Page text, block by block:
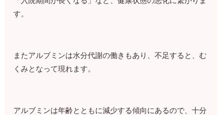
す。
またアルブミンは水分代謝の働きもあり、不足すると、む
くみとなって現れます。
アルブミンは年齢とともに減少する傾向にあるので、十分